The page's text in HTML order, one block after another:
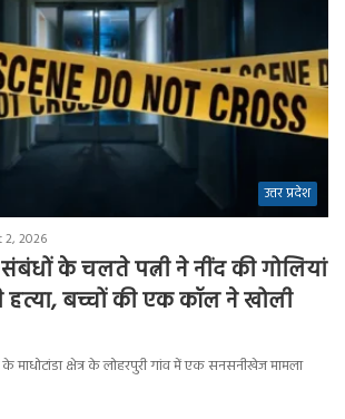
उत्तर प्रदेश
2026
के चलते पत्नी ने नींद की गोलियां
बच्चों की एक कॉल ने खोली
के माधोटांडा क्षेत्र के लोहरपुरी गांव में एक सनसनीखेज मामला